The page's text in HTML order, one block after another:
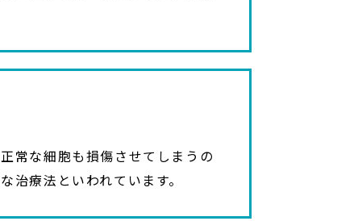
常な細胞も損傷させてしまうの
療法といわれています。